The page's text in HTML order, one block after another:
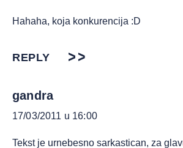
Hahaha, koja konkurencija :D
REPLY
gandra
17/03/2011 u 16:00
Tekst je urnebesno sarkastican, za